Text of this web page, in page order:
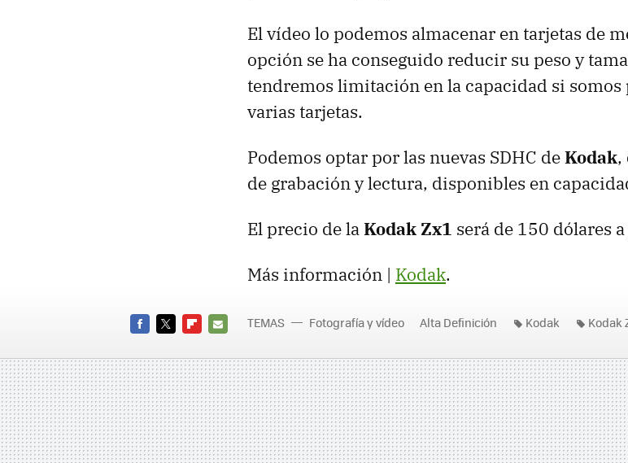
El vídeo lo podemos almacenar en tarjetas de
opción se ha conseguido reducir su peso y
tendremos limitación en la capacidad si somos
varias tarjetas.
Podemos optar por las nuevas SDHC deKodak,
de grabación y lectura, disponibles en
El precio de laKodak Zx1 será de 150 dólares
Más información | Kodak.
MAIL
TEMAS Fotografía y vídeo Alta Definición Kodak Kodak